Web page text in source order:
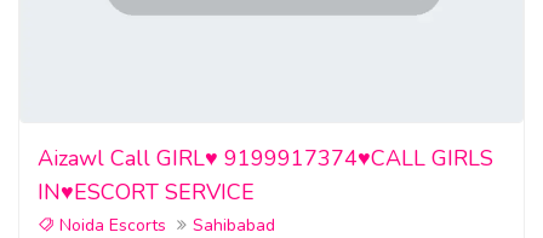
Aizawl Call GIRL♥️ 9199917374♥️CALL GIRLS
IN♥️ESCORT SERVICE
Noida Escorts
Sahibabad